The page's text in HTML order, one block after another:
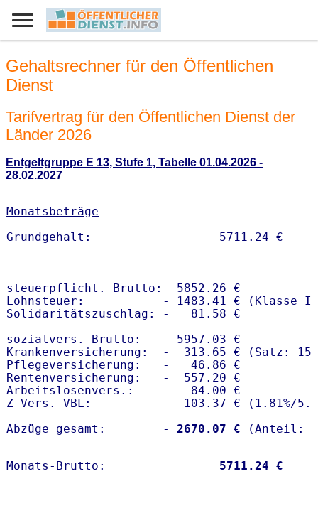
Gehaltsrechner für den Öffentlichen
Dienst
Tarifvertrag für den Öffentlichen Dienst der
Länder 2026
Entgeltgruppe E 13, Stufe 1, Tabelle 01.04.2026 -
28.02.2027
Monatsbeträge
steuerpflicht. Brutto:  5852.26 €
Lohnsteuer:           - 1483.41 € (Klasse I)
Solidaritätszuschlag: -   81.58 €
sozialvers. Brutto:     5957.03 €
Krankenversicherung:  -  313.65 € (Satz:
Pflegeversicherung:   -   46.86 €
Rentenversicherung:   -  557.20 €
Arbeitslosenvers.:    -   84.00 €
Z-Vers. VBL:          -  103.37 € ( 1.81%/
Abzüge gesamt:        -
2670.07 €
Monats-Brutto: 5711.24 €